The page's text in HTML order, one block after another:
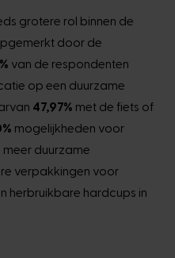
grotere rol binnen de
door de
van de respondenten
op een duurzame
47,97% met de fiets of
mogelijkheden voor
duurzame
verpakkingen voor
herbruikbare hardcups in